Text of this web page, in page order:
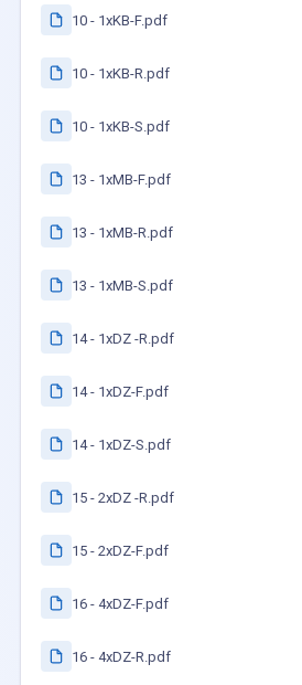
10 - 1xKB-F.pdf
10 - 1xKB-R.pdf
10 - 1xKB-S.pdf
13 - 1xMB-F.pdf
13 - 1xMB-R.pdf
13 - 1xMB-S.pdf
14 - 1xDZ -R.pdf
14 - 1xDZ-F.pdf
14 - 1xDZ-S.pdf
15 - 2xDZ -R.pdf
15 - 2xDZ-F.pdf
16 - 4xDZ-F.pdf
16 - 4xDZ-R.pdf